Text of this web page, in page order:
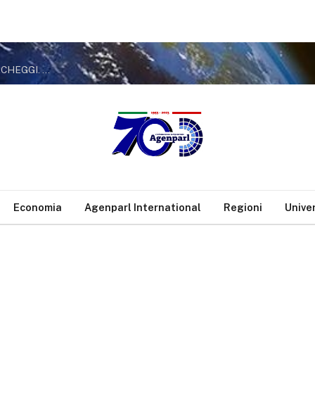
?OSTIA, BARBERA (PRC): “PARCO DEL MARE, NO A NUOVI PARCHEGGI. ROCCA SBAGLIA, MA GUALTIERI POTENZI IL TRASPORTO PUBBLICO
Economia Agenparl International Regioni